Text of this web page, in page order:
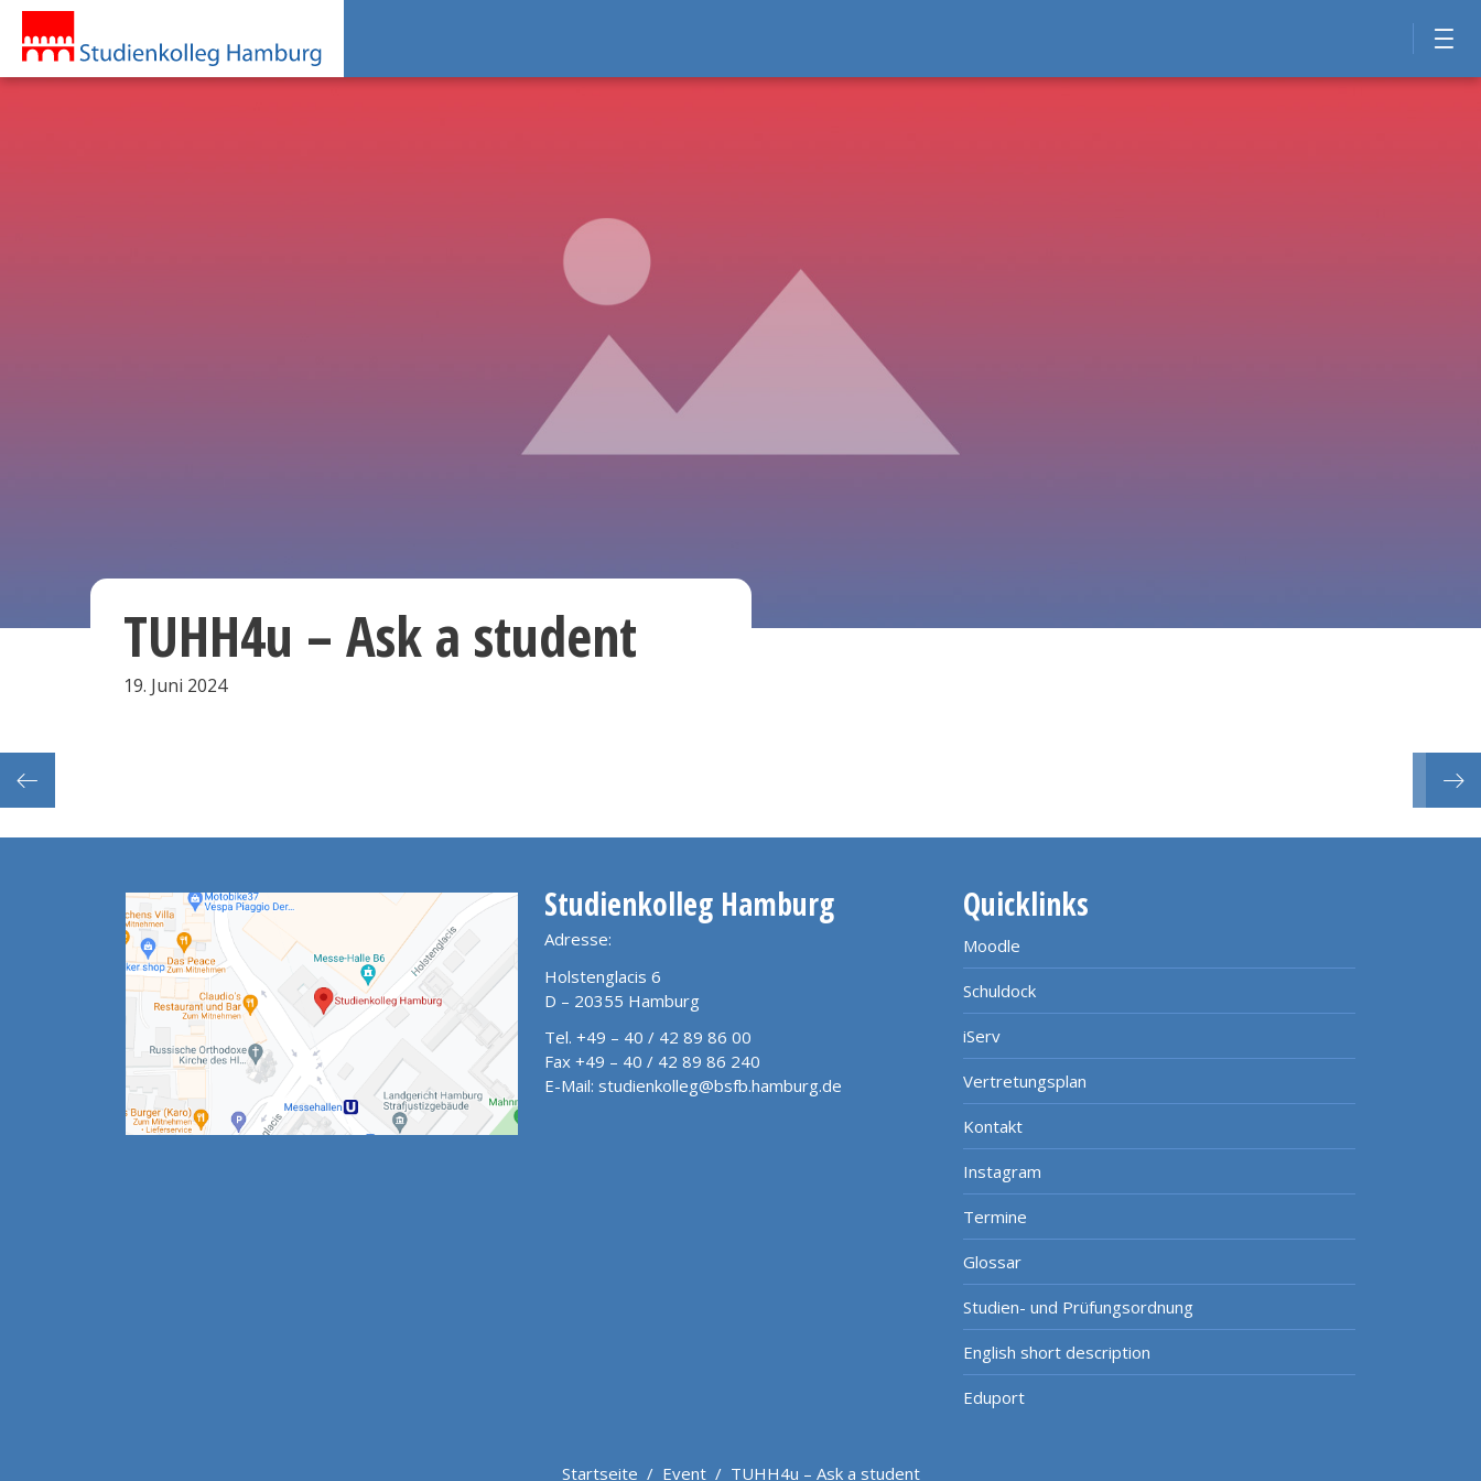
Modul 4 der Qualifizierungsreihe Unterrichtsentwicklung mit digitalen Medien
TUHH4u – Ask a student
19. Juni 2024
Studienkolleg Hamburg
Adresse:
Holstenglacis 6
D – 20355 Hamburg
Tel. +49 – 40 / 42 89 86 00
Fax +49 – 40 / 42 89 86 240
E-Mail: studienkolleg@bsfb.hamburg.de
Quicklinks
Moodle
Schuldock
iServ
Vertretungsplan
Kontakt
Instagram
Termine
Glossar
Studien- und Prüfungsordnung
English short description
Eduport
Startseite / Event/ TUHH4u – Ask a student